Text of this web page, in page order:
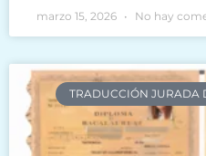
marzo 15, 2026 No hay
TRADUCCIÓN JURADA